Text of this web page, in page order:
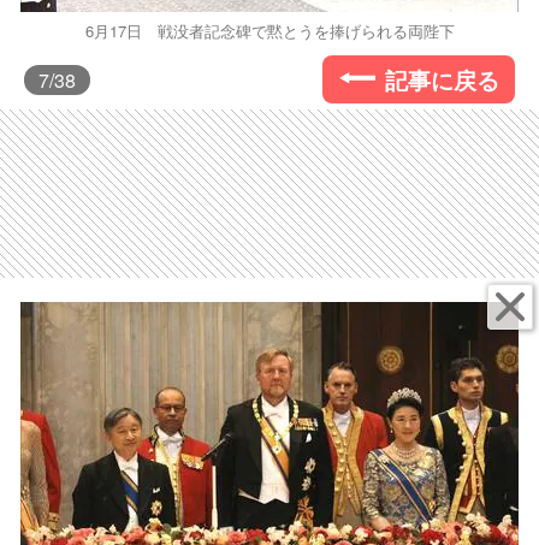
6月17日 戦没者記念碑で黙とうを捧げられる両陛下
7/38 記事に戻る